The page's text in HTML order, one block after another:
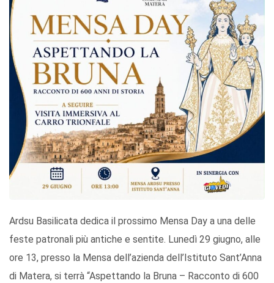
Ardsu Basilicata dedica il prossimo Mensa Day a una delle
feste patronali più antiche e sentite. Lunedì 29 giugno, alle
ore 13, presso la Mensa dell’azienda dell’Istituto Sant’Anna
di Matera, si terrà “Aspettando la Bruna – Racconto di 600